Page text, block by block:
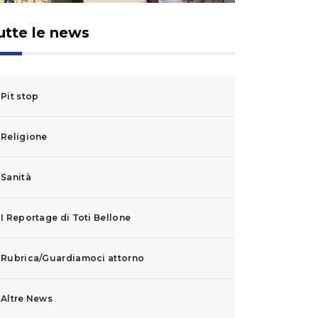
le news
Pit stop
Religione
Sanità
I Reportage di Toti Bellone
Rubrica/Guardiamoci attorno
Altre News